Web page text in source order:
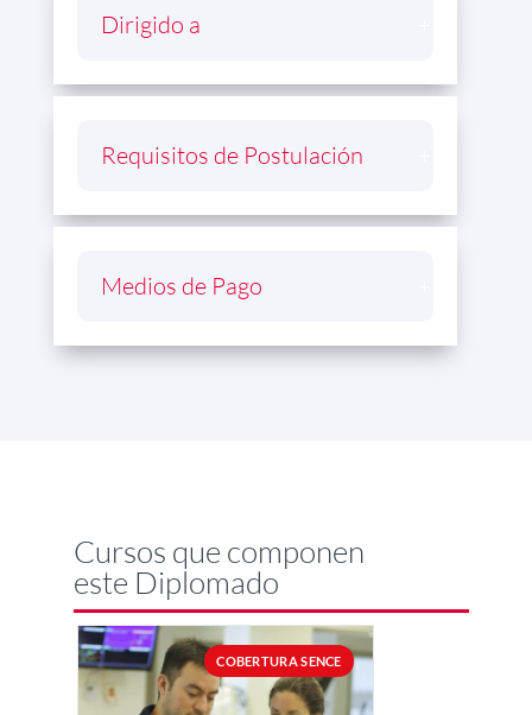
Dirigido a
Requisitos de Postulación
Medios de Pago
Cursos que componen
este Diplomado
COBERTURA SENCE